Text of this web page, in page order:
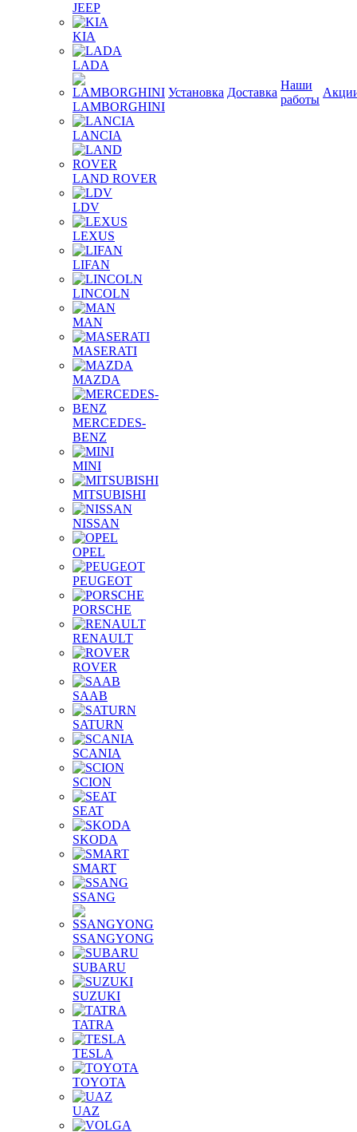
JEEP
KIA
LADA
LAMBORGHINI
LANCIA
LAND ROVER
LDV
LEXUS
LIFAN
LINCOLN
MAN
MASERATI
MAZDA
MERCEDES-
BENZ
MINI
MITSUBISHI
NISSAN
OPEL
PEUGEOT
PORSCHE
RENAULT
ROVER
SAAB
SATURN
SCANIA
SCION
SEAT
SKODA
SMART
SSANG
SSANGYONG
SUBARU
SUZUKI
TATRA
TESLA
TOYOTA
UAZ
Установка Доставка
Наши
работы